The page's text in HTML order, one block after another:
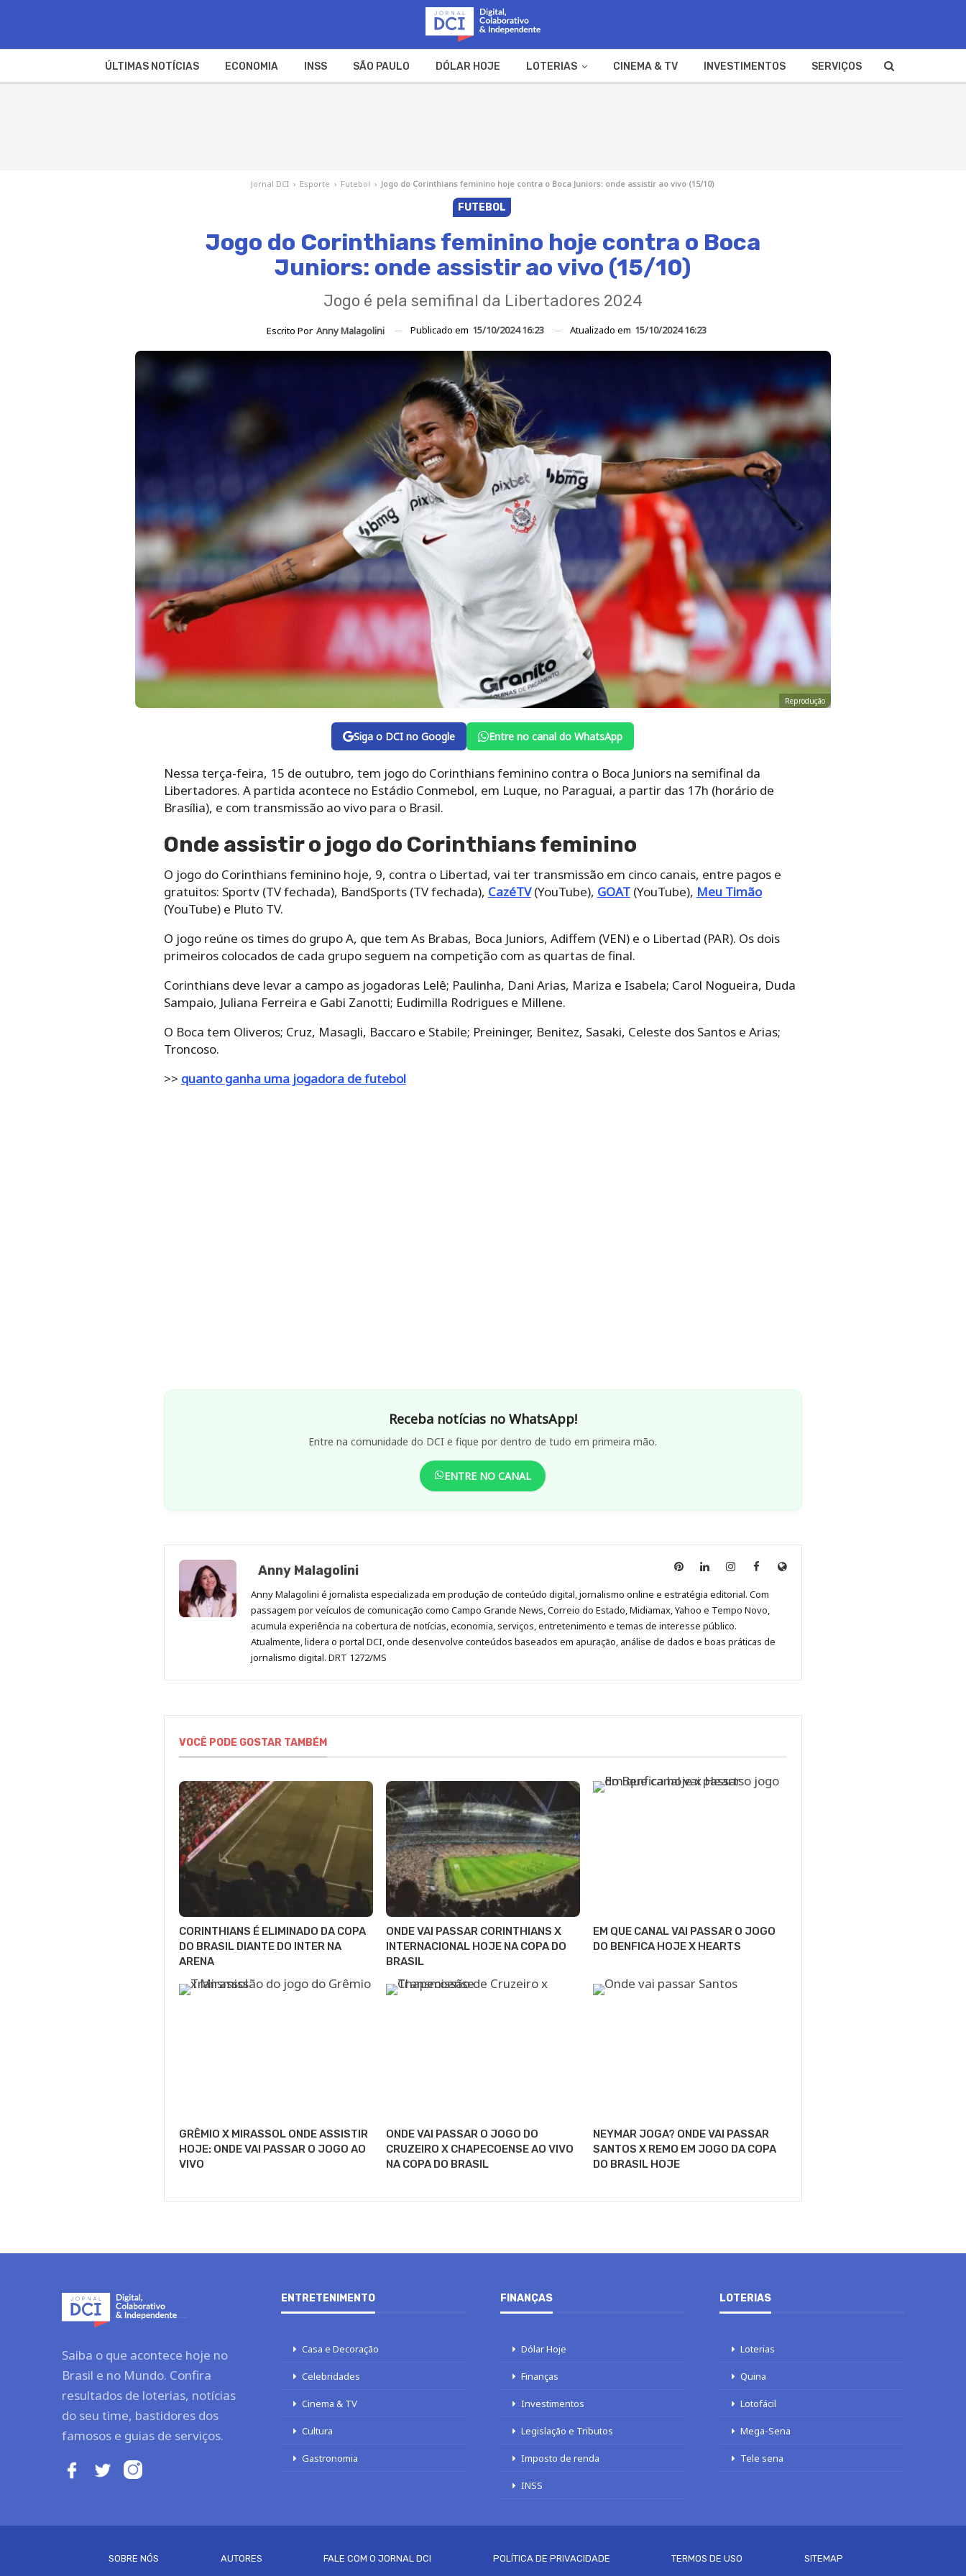
ÚLTIMAS NOTÍCIAS ECONOMIA INSS SÃO PAULO DÓLAR HOJE LOTERIAS CINEMA & TV INVESTIMENTOS SERVIÇOS
Jornal DCI › Esporte › Futebol › Jogo do Corinthians feminino hoje contra o Boca Juniors: onde assistir ao vivo (15/10)
FUTEBOL
Jogo do Corinthians feminino hoje contra o Boca
Juniors: onde assistir ao vivo (15/10)
Jogo é pela semifinal da Libertadores 2024
Escrito Por Anny Malagolini Publicado em 15/10/2024 16:23 Atualizado em 15/10/2024 16:23
Reprodução
Siga o DCI no Google Entre no canal do WhatsApp
Nessa terça-feira, 15 de outubro, tem jogo do Corinthians feminino contra o Boca Juniors na semifinal da
Libertadores. A partida acontece no Estádio Conmebol, em Luque, no Paraguai, a partir das 17h (horário de
Brasília), e com transmissão ao vivo para o Brasil.
Onde assistir o jogo do Corinthians feminino
O jogo do Corinthians feminino hoje, 9, contra o Libertad, vai ter transmissão em cinco canais, entre pagos e
gratuitos: Sportv (TV fechada), BandSports (TV fechada), CazéTV(YouTube), GOAT(YouTube), Meu Timão
(YouTube) e Pluto TV.
O jogo reúne os times do grupo A, que tem As Brabas, Boca Juniors, Adiffem (VEN) e o Libertad (PAR). Os dois
primeiros colocados de cada grupo seguem na competição com as quartas de final.
Corinthians deve levar a campo as jogadoras Lelê; Paulinha, Dani Arias, Mariza e Isabela; Carol Nogueira, Duda
Sampaio, Juliana Ferreira e Gabi Zanotti; Eudimilla Rodrigues e Millene.
O Boca tem Oliveros; Cruz, Masagli, Baccaro e Stabile; Preininger, Benitez, Sasaki, Celeste dos Santos e Arias;
Troncoso.
>> quanto ganha uma jogadora de futebol
Receba notícias no WhatsApp!
Entre na comunidade do DCI e fique por dentro de tudo em primeira mão.
ENTRE NO CANAL
Anny Malagolini
Anny
no
Pinterest
Anny
no
LinkedIn
Anny
no
Instagram
Anny
no
Facebook
Site
Anny Malagolini é jornalista especializada em produção de conteúdo digital, jornalismo online e estratégia editorial. Com
passagem por veículos de comunicação como Campo Grande News, Correio do Estado, Midiamax, Yahoo e Tempo Novo,
acumula experiência na cobertura de notícias, economia, serviços, entretenimento e temas de interesse público.
Atualmente, lidera o portal DCI, onde desenvolve conteúdos baseados em apuração, análise de dados e boas práticas de
jornalismo digital. DRT 1272/MS
VOCÊ PODE GOSTAR TAMBÉM
CORINTHIANS É ELIMINADO DA COPA
DO BRASIL DIANTE DO INTER NA
ARENA
ONDE VAI PASSAR CORINTHIANS X
INTERNACIONAL HOJE NA COPA DO
BRASIL
EM QUE CANAL VAI PASSAR O JOGO
DO BENFICA HOJE X HEARTS
GRÊMIO X MIRASSOL ONDE ASSISTIR
HOJE: ONDE VAI PASSAR O JOGO AO
VIVO
ONDE VAI PASSAR O JOGO DO
CRUZEIRO X CHAPECOENSE AO VIVO
NA COPA DO BRASIL
NEYMAR JOGA? ONDE VAI PASSAR
SANTOS X REMO EM JOGO DA COPA
DO BRASIL HOJE
Saiba o que acontece hoje no
Brasil e no Mundo. Confira
resultados de loterias, notícias
do seu time, bastidores dos
famosos e guias de serviços.
ENTRETENIMENTO
Casa e Decoração
Celebridades
Cinema & TV
Cultura
Gastronomia
FINANÇAS
Dólar Hoje
Finanças
Investimentos
Legislação e Tributos
Imposto de renda
INSS
LOTERIAS
Loterias
Quina
Lotofácil
Mega-Sena
Tele sena
SOBRE NÓS AUTORES FALE COM O JORNAL DCI POLÍTICA DE PRIVACIDADE TERMOS DE USO SITEMAP